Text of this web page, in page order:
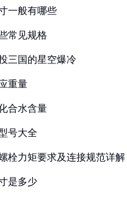
一般有哪些
常见规格
三国的星空爆冷
重量
合水含量
号大全
栓力矩要求及连接规范详解
是多少